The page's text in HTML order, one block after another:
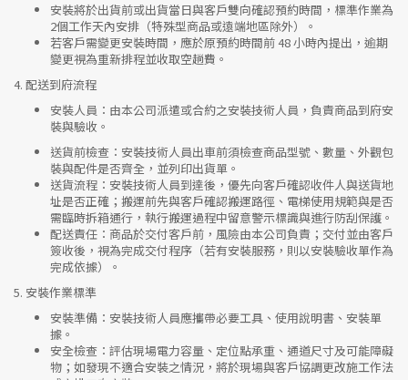
安裝將於出貨前或出貨當日與客戶雙向確認預約時間，標準作業為
2個工作天內安排（特殊型商品或遠端地區除外）。
若客戶需變更安裝時間，應於原預約時間前 48 小時內提出，逾期
變更視為重新排程並收取空趟費。
4. 配送到府流程
安裝人員 ：由本公司派遣或合約之安裝技術人員，負責商品到府安
裝與驗收。
送貨前檢查 ：安裝技術人員出車前須檢查商品型號、數量、外觀包
裝與配件是否齊全，並列印出貨單。
送貨流程 ：安裝技術人員到達後，優先向客戶確認收件人與送貨地
址是否正確；搬運前先與客戶確認搬運路徑、電梯使用規範與是否
需臨時拆箱通行，執行搬運過程中留意警示標識與進行防刮保護。
配送責任 ：商品於交付客戶前，風險由本公司負責；交付並由客戶
簽收後，視為完成交付程序（若有安裝服務，則以安裝驗收單作為
完成依據）。
5. 安裝作業標準
安裝準備 ：安裝技術人員應攜帶必要工具、使用說明書、安裝單
據。
安全檢查 ：評估現場電力容量、定位點承重、通道尺寸及可能障礙
物；如發現不適合安裝之情況，將於現場與客戶協調更改施工作法